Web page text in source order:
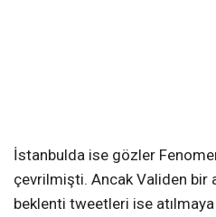
İstanbulda ise gözler
çevrilmişti. Ancak Validen bir
beklenti tweetleri ise